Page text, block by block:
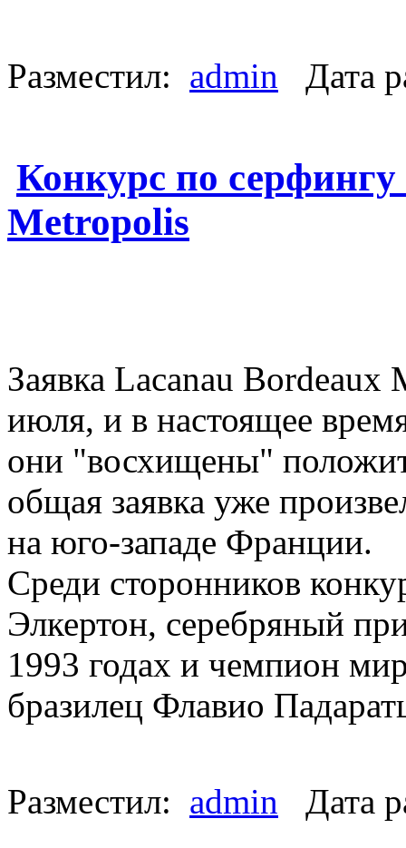
Разместил: admin Дата
Конкурс по
Metropolis
Заявка Lacanau
июля, и в настоящее
они "восхищены"
общая заявка уже
на юго-западе Франции.
Среди сторонников
Элкертон, серебряный
1993 годах и чемпион
бразилец Флавио
Разместил: admin Дата